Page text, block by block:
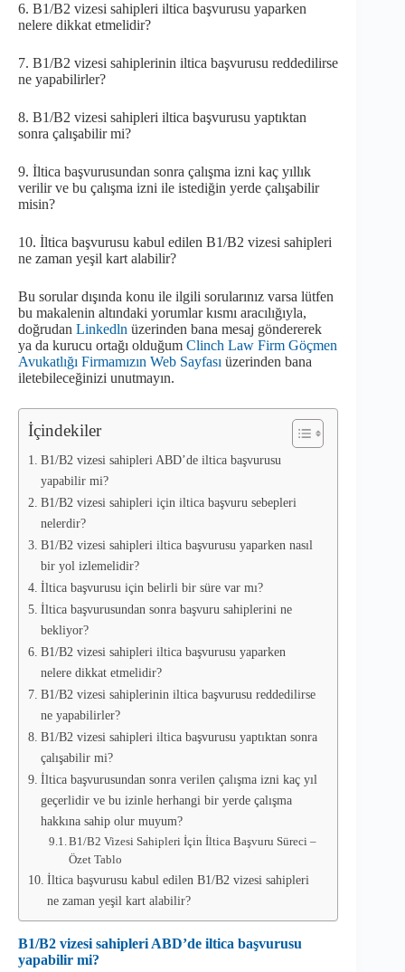
6. B1/B2 vizesi sahipleri iltica başvurusu yaparken
nelere dikkat etmelidir?
7. B1/B2 vizesi sahiplerinin iltica başvurusu reddedilirse
ne yapabilirler?
8. B1/B2 vizesi sahipleri iltica başvurusu yaptıktan
sonra çalışabilir mi?
9. İltica başvurusundan sonra çalışma izni kaç yıllık
verilir ve bu çalışma izni ile istediğin yerde çalışabilir
misin?
10. İltica başvurusu kabul edilen B1/B2 vizesi sahipleri
ne zaman yeşil kart alabilir?
Bu sorular dışında konu ile ilgili sorularınız varsa lütfen
bu makalenin altındaki yorumlar kısmı aracılığıyla,
doğrudan Linkedln üzerinden bana mesaj göndererek
ya da kurucu ortağı olduğum Clinch Law Firm Göçmen
Avukatlığı Firmamızın Web Sayfası üzerinden bana
iletebileceğinizi unutmayın.
İçindekiler
B1/B2 vizesi sahipleri ABD’de iltica başvurusu
yapabilir mi?
B1/B2 vizesi sahipleri için iltica başvuru sebepleri
nelerdir?
B1/B2 vizesi sahipleri iltica başvurusu yaparken nasıl
bir yol izlemelidir?
İltica başvurusu için belirli bir süre var mı?
İltica başvurusundan sonra başvuru sahiplerini ne
bekliyor?
B1/B2 vizesi sahipleri iltica başvurusu yaparken
nelere dikkat etmelidir?
B1/B2 vizesi sahiplerinin iltica başvurusu reddedilirse
ne yapabilirler?
B1/B2 vizesi sahipleri iltica başvurusu yaptıktan sonra
çalışabilir mi?
İltica başvurusundan sonra verilen çalışma izni kaç yıl
geçerlidir ve bu izinle herhangi bir yerde çalışma
hakkına sahip olur muyum?
B1/B2 Vizesi Sahipleri İçin İltica Başvuru Süreci –
Özet Tablo
İltica başvurusu kabul edilen B1/B2 vizesi sahipleri
ne zaman yeşil kart alabilir?
B1/B2 vizesi sahipleri ABD’de iltica başvurusu
yapabilir mi?